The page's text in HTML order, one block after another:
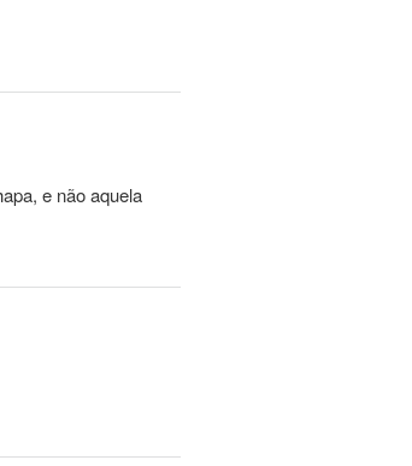
e não aquela